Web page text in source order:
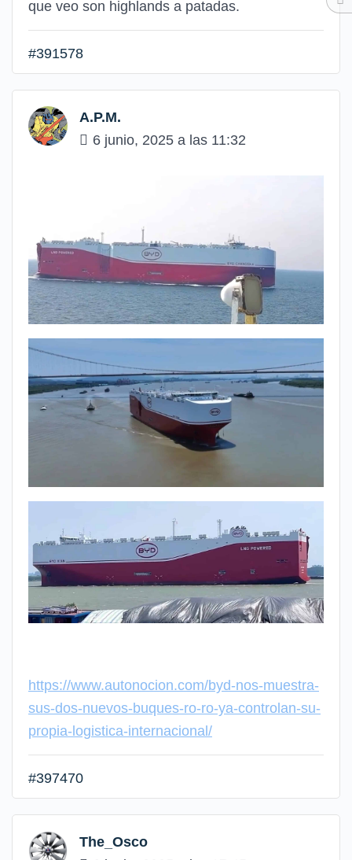
que veo son highlands a patadas.
#391578
A.P.M.
6 junio, 2025 a las 11:32
https://www.autonocion.com/byd-nos-muestra-
sus-dos-nuevos-buques-ro-ro-ya-controlan-su-
propia-logistica-internacional/
#397470
The_Osco